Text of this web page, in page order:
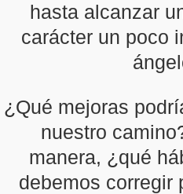
hasta alcanzar
carácter un poco
¿Qué mejoras
nuestro
manera, ¿qué
debemos corregir